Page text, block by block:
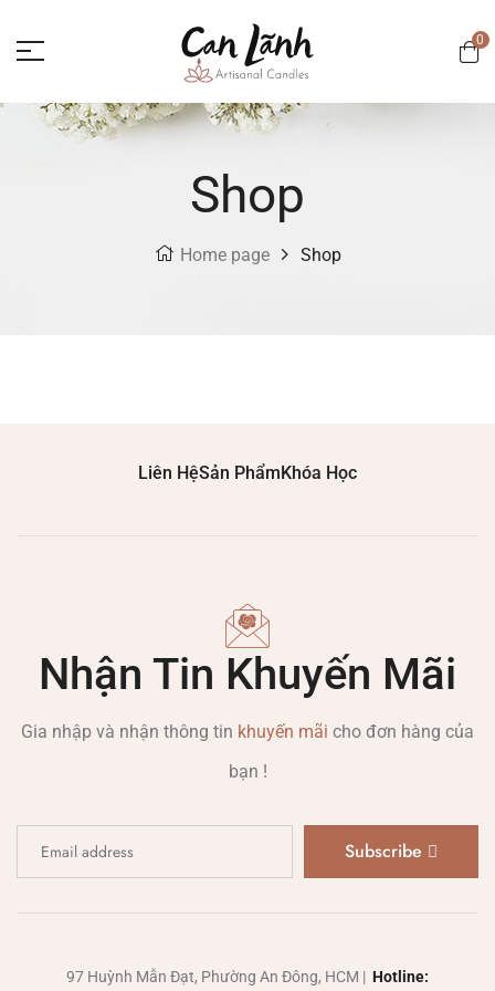
0
Shop
Home page Shop
Liên HệSản PhẩmKhóa Học
Nhận Tin Khuyến Mãi
Gia nhập và nhận thông tin khuyến mãi cho đơn hàng của
bạn !
Subscribe
97 Huỳnh Mẫn Đạt, Phường An Đông, HCM | Hotline: